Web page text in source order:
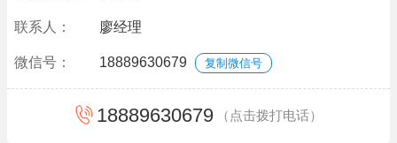
联系人： 廖经理
微信号： 18889630679 复制微信号
18889630679 （点击拨打电话）